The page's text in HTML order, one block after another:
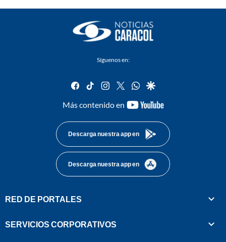
Síguenos en:
facebook
tiktok instagram
twitterwhatsapp
google
Más contenido en
youtube-
Descarga nuestra app en
Descarga nuestra app en
RED DE PORTALES
SERVICIOS CORPORATIVOS